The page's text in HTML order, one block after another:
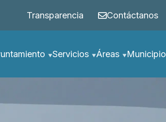
Transparencia Contáctanos
Servicios Áreas Municipio